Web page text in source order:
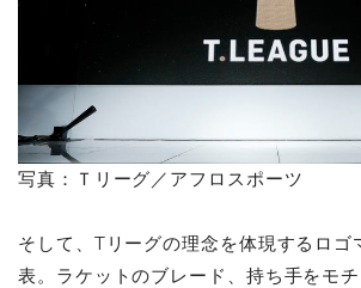
写真：Ｔリーグ／アフロスポーツ
そして、Tリーグの理念を体現するロゴ
表。ラケットのブレード、持ち手をモ